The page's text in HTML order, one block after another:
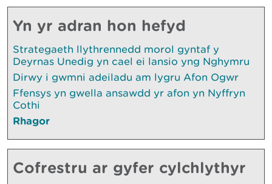
Yn yr adran hon hefyd
Strategaeth llythrennedd morol gyntaf y
Deyrnas Unedig yn cael ei lansio yng Nghymru
Dirwy i gwmni adeiladu am lygru Afon Ogwr
Ffensys yn gwella ansawdd yr afon yn Nyffryn
Cothi
Rhagor
Cofrestru ar gyfer cylchlythyr